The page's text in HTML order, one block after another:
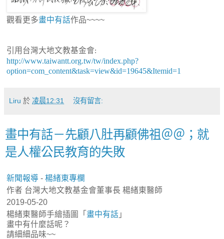
觀看更多畫中有話作品~~~~
引用台灣大地文教基金會:
http://www.taiwantt.org.tw/tw/index.php?
option=com_content&task=view&id=19645&Itemid=1
Liru 於 凌晨12:31 沒有留言:
畫中有話－先顧八肚再顧佛祖＠＠；就
是人權公民教育的失敗
新聞報導 - 楊緒東專欄
作者 台灣大地文教基金會董事長 楊緒東醫師
2019-05-20
楊緒東醫師手繪插圖「 畫中有話 」
畫中有什麼話呢？
請細細品味~~